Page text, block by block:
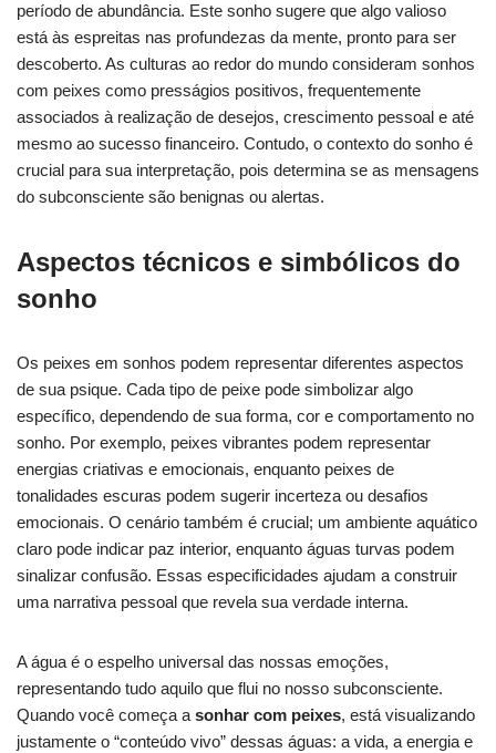
período de abundância. Este sonho sugere que algo valioso
está às espreitas nas profundezas da mente, pronto para ser
descoberto. As culturas ao redor do mundo consideram sonhos
com peixes como presságios positivos, frequentemente
associados à realização de desejos, crescimento pessoal e até
mesmo ao sucesso financeiro. Contudo, o contexto do sonho é
crucial para sua interpretação, pois determina se as mensagens
do subconsciente são benignas ou alertas.
Aspectos técnicos e simbólicos do
sonho
Os peixes em sonhos podem representar diferentes aspectos
de sua psique. Cada tipo de peixe pode simbolizar algo
específico, dependendo de sua forma, cor e comportamento no
sonho. Por exemplo, peixes vibrantes podem representar
energias criativas e emocionais, enquanto peixes de
tonalidades escuras podem sugerir incerteza ou desafios
emocionais. O cenário também é crucial; um ambiente aquático
claro pode indicar paz interior, enquanto águas turvas podem
sinalizar confusão. Essas especificidades ajudam a construir
uma narrativa pessoal que revela sua verdade interna.
A água é o espelho universal das nossas emoções,
representando tudo aquilo que flui no nosso subconsciente.
Quando você começa a sonhar com peixes, está visualizando
justamente o “conteúdo vivo” dessas águas: a vida, a energia e